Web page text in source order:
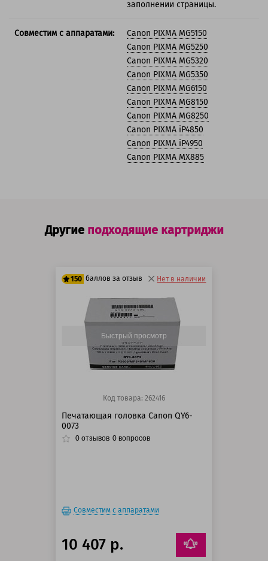
заполнении страницы.
Совместим с аппаратами:
Canon PIXMA MG5150
Canon PIXMA MG5250
Canon PIXMA MG5320
Canon PIXMA MG5350
Canon PIXMA MG6150
Canon PIXMA MG8150
Canon PIXMA MG8250
Canon PIXMA iP4850
Canon PIXMA iP4950
Canon PIXMA MX885
Другие подходящие картриджи
150 баллов за отзыв
125 баллов
150 баллов
Нет в наличии
Быстрый просмотр
Код товара: 262416
Печатающая головка Canon QY6-
0073
0 отзывов 0 вопросов
Совместим с аппаратами
10 407 р.